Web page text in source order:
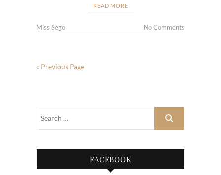
READ MORE
Miss Ségo No Comments
« Previous Page
FACEBOOK